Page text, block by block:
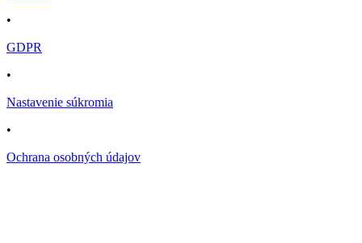
•
GDPR
•
Nastavenie súkromia
•
Ochrana osobných údajov